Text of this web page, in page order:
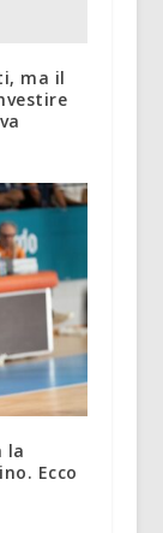
ma il
la
Ecco